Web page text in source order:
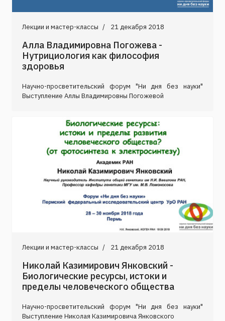
Лекции и мастер-классы 21 декабря 2018
Алла Владимировна Погожева -
Нутрициология как философия
здоровья
Научно-просветительский форум "Ни дня без науки"
Выступление Аллы Владимировны Погожевой
Лекции и мастер-классы 21 декабря 2018
Николай Казимирович Янковский -
Биологические ресурсы, истоки и
пределы человеческого общества
Научно-просветительский форум "Ни дня без науки"
Выступление Николая Казимировича Янковского